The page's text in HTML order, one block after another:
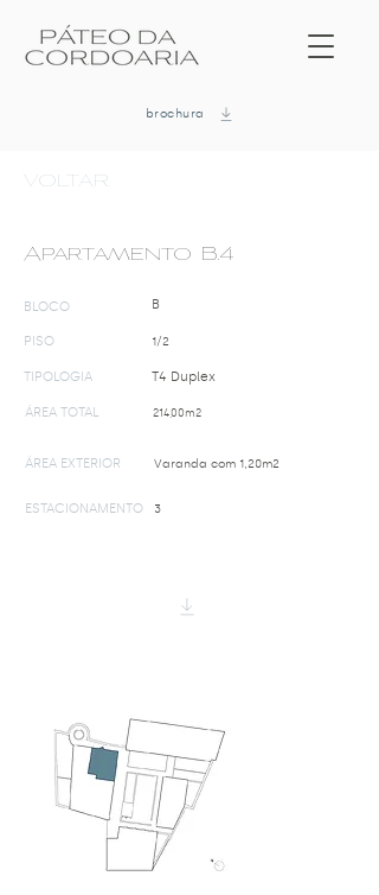
brochura
VOLTAR
Apartamento B.4
BLOCO B
PISO 1/2
TIPOLOGIA T4 Duplex
ÁREA TOTAL 214,00m2
ÁREA EXTERIOR Varanda com 1,20m2
ESTACIONAMENTO 3